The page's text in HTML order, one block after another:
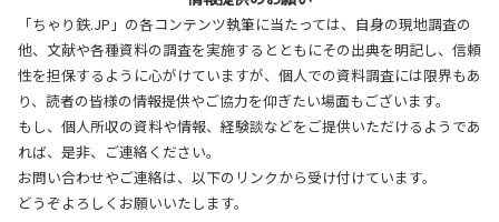
「ちゃり鉄.JP」の各コンテンツ執筆に当たっては、自身の現地調査の
他、文献や各種資料の調査を実施するとともにその出典を明記し、信頼
性を担保するように心がけていますが、個人での資料調査には限界もあ
り、読者の皆様の情報提供やご協力を仰ぎたい場面もございます。
もし、個人所収の資料や情報、経験談などをご提供いただけるようであ
れば、是非、ご連絡ください。
お問い合わせやご連絡は、以下のリンクから受け付けています。
どうぞよろしくお願いいたします。